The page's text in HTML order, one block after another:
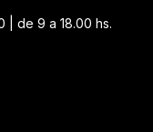
| de 9 a 18.00 hs.